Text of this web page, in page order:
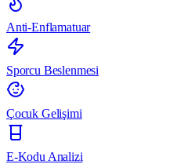
Anti-Enflamatuar
Sporcu Beslenmesi
Çocuk Gelişimi
E-Kodu Analizi